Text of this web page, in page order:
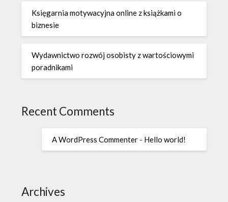
Księgarnia motywacyjna online z książkami o
biznesie
Wydawnictwo rozwój osobisty z wartościowymi
poradnikami
Recent Comments
A WordPress Commenter - Hello world!
Archives